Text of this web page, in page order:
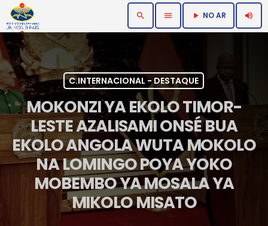
search menu play_arrow NO AR volume_up
C.INTERNACIONAL - DESTAQUE
MOKONZI YA EKOLO TIMOR-
LESTE AZALISAMI ONSÉ BUA
EKOLO ANGOLA WUTA MOKOLO
NA LOMINGO POYA YOKO
MOBEMBO YA MOSALA YA
MIKOLO MISATO